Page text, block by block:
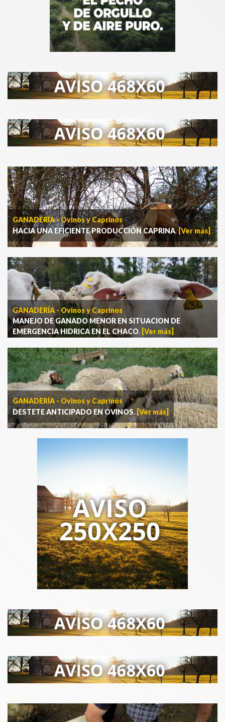
GANADERÍA - Ovinos y Caprinos
HACIA UNA EFICIENTE PRODUCCIÓN CAPRINA. [Ver más]
GANADERÍA - Ovinos y Caprinos
MANEJO DE GANADO MENOR EN SITUACION DE
EMERGENCIA HIDRICA EN EL CHACO. [Ver más]
GANADERÍA - Ovinos y Caprinos
DESTETE ANTICIPADO EN OVINOS.[Ver más]